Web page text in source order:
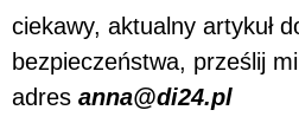
ciekawy, aktualny artykuł
bezpieczeństwa, prześlij
adres anna@di24.pl